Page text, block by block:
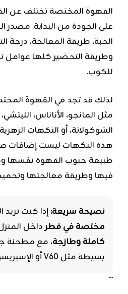
القهوة المختصة تختلف عن القهوة
على الجودة من البداية. مصدر
الحبة، طريقة المعالجة، درجة
وطريقة التحضير كلها عوامل
للكوب.
لذلك قد تجد في القهوة
مثل المانجو، الأناناس، الليتشي،
الشوكولاتة، أو النكهات الزهرية
هذه النكهات ليست إضافات
طبيعة حبوب القهوة نفسها ومن
فيها وطريقة معالجتها
نصيحة سريعة:إذا كنت تريد
مختصة في قطرداخل المنزل،
كاملة وطازجة، مع مطحنة
بسيطة مثل V60 أو الإسبريسو أو الفرنش برس.